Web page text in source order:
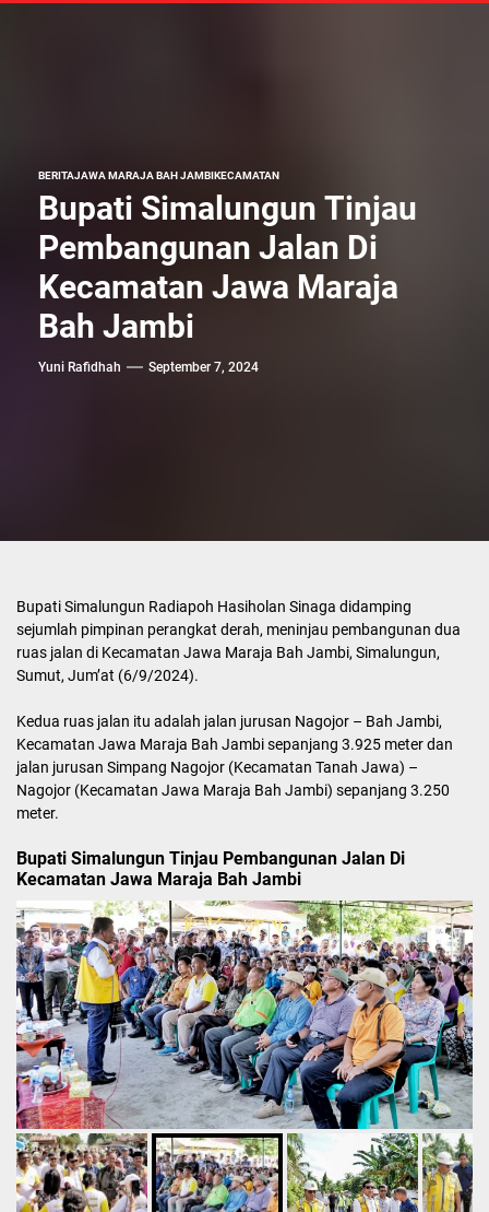
BERITAJAWA MARAJA BAH JAMBIKECAMATAN
Bupati Simalungun Tinjau
Pembangunan Jalan Di
Kecamatan Jawa Maraja
Bah Jambi
Yuni Rafidhah September 7, 2024
Bupati Simalungun Radiapoh Hasiholan Sinaga didamping
sejumlah pimpinan perangkat derah, meninjau pembangunan dua
ruas jalan di Kecamatan Jawa Maraja Bah Jambi, Simalungun,
Sumut, Jum’at (6/9/2024).
Kedua ruas jalan itu adalah jalan jurusan Nagojor – Bah Jambi,
Kecamatan Jawa Maraja Bah Jambi sepanjang 3.925 meter dan
jalan jurusan Simpang Nagojor (Kecamatan Tanah Jawa) –
Nagojor (Kecamatan Jawa Maraja Bah Jambi) sepanjang 3.250
meter.
Bupati Simalungun Tinjau Pembangunan Jalan Di
Kecamatan Jawa Maraja Bah Jambi